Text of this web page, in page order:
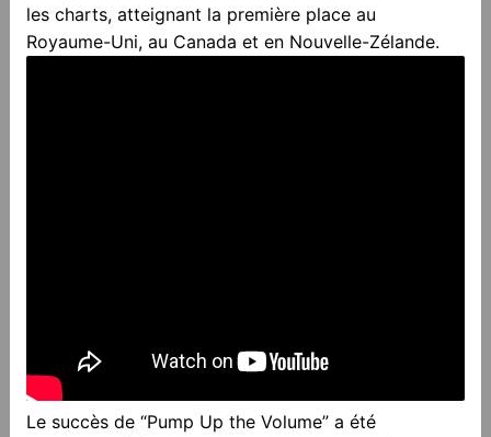
les charts, atteignant la première place au
Royaume-Uni, au Canada et en Nouvelle-Zélande.
Le succès de “Pump Up the Volume” a été